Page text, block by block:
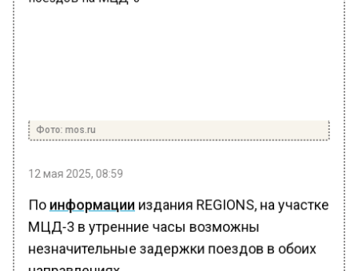
Фото: mos.ru
12 мая 2025, 08:59
Поинформации издания REGIONS, на участке
МЦД-3 в утренние часы возможны
незначительные задержки поездов в обоих
направлениях.